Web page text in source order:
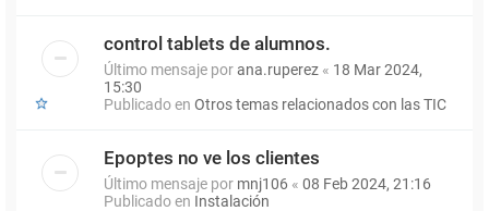
control tablets de alumnos.
Último mensaje porana.ruperez « 18 Mar 2024,
15:30
Publicado en Otros temas relacionados con las TIC
Epoptes no ve los clientes
Último mensaje por mnj106 « 08 Feb 2024, 21:16
Publicado en Instalación